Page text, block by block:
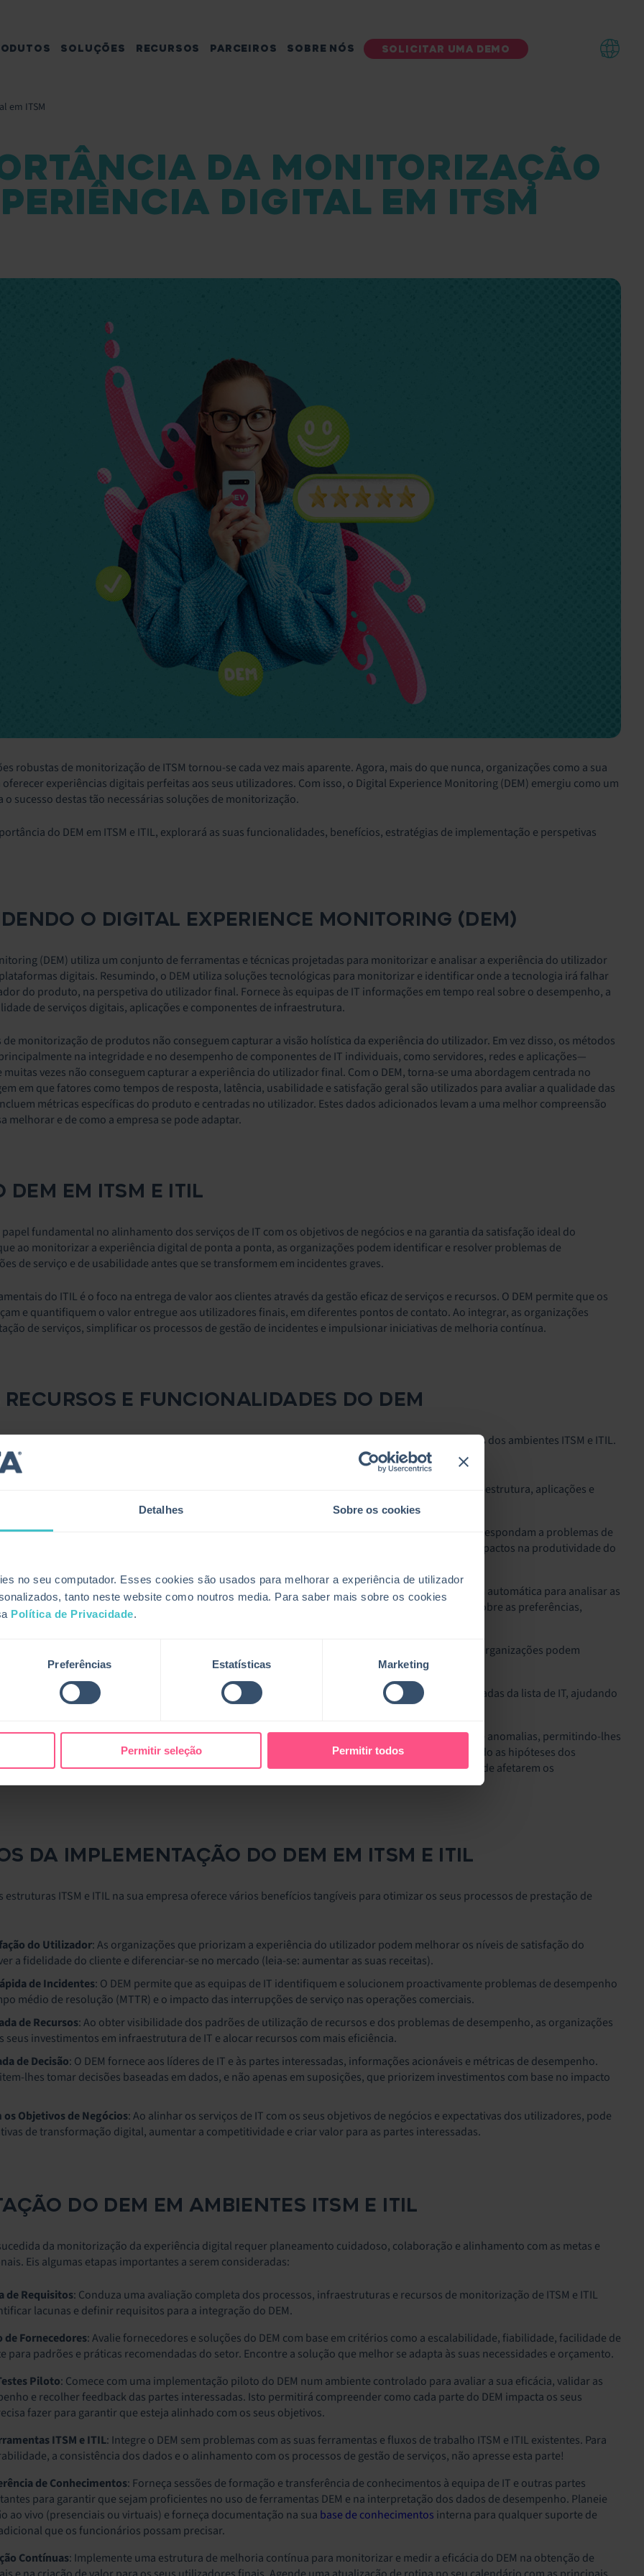
Detalhes Sobre os cookies
no seu computador. Esses cookies são usados para melhorar a experiência de utilizador
tanto neste website como noutros media. Para saber mais sobre os cookies
Política de Privacidade.
Preferências Estatísticas Marketing
Permitir seleção Permitir todos
SOLICITAR UMA DEMO
SOLUÇÕES RECURSOS PARCEIROS SOBRE NÓS
em ITSM
DA MONITORIZAÇÃO
DIGITAL EM ITSM
robustas de monitorização de ITSM tornou-se cada vez mais aparente. Agora, mais do que nunca, organizações como a sua
experiências digitais perfeitas aos seus utilizadores. Com isso, o Digital Experience Monitoring (DEM) emergiu como um
sucesso destas tão necessárias soluções de monitorização.
do DEM em ITSM e ITIL, explorará as suas funcionalidades, benefícios, estratégias de implementação e perspetivas
O DIGITAL EXPERIENCE MONITORING (DEM)
(DEM) utiliza um conjunto de ferramentas e técnicas projetadas para monitorizar e analisar a experiência do utilizador
digitais. Resumindo, o DEM utiliza soluções tecnológicas para monitorizar e identificar onde a tecnologia irá falhar
do produto, na perspetiva do utilizador final. Fornece às equipas de IT informações em tempo real sobre o desempenho, a
de serviços digitais, aplicações e componentes de infraestrutura.
monitorização de produtos não conseguem capturar a visão holística da experiência do utilizador. Em vez disso, os métodos
na integridade e no desempenho de componentes de IT individuais, como servidores, redes e aplicações—
muitas vezes não conseguem capturar a experiência do utilizador final. Com o DEM, torna-se uma abordagem centrada no
em que fatores como tempos de resposta, latência, usabilidade e satisfação geral são utilizados para avaliar a qualidade das
métricas específicas do produto e centradas no utilizador. Estes dados adicionados levam a uma melhor compreensão
melhorar e de como a empresa se pode adaptar.
DEM EM ITSM E ITIL
papel fundamental no alinhamento dos serviços de IT com os objetivos de negócios e na garantia da satisfação ideal do
ao monitorizar a experiência digital de ponta a ponta, as organizações podem identificar e resolver problemas de
de serviço e de usabilidade antes que se transformem em incidentes graves.
do ITIL é o foco na entrega de valor aos clientes através da gestão eficaz de serviços e recursos. O DEM permite que os
e quantifiquem o valor entregue aos utilizadores finais, em diferentes pontos de contato. Ao integrar, as organizações
de serviços, simplificar os processos de gestão de incidentes e impulsionar iniciativas de melhoria contínua.
E FUNCIONALIDADES DO DEM
oferecem uma gama de recursos e funcionalidades adaptadas para atender às diversas necessidades dos ambientes ITSM e ITIL.
incluem:
: O DEM fornece visibilidade abrangente de toda a cadeia de entrega de serviços digitais (infraestrutura, aplicações e
final).
Real
: Os recursos de monitorização em tempo real permitem que as equipas de IT detetem e respondam a problemas de
de serviço à medida que ocorrem—minimizando o tempo de inatividade e atenuando os impactos na produtividade do
do Utilizador: As plataformas DEM aproveitam análises avançadas e algoritmos de aprendizagem automática para analisar as
do utilizador. Isto permite que as organizações obtenham informações mais profundas sobre as preferências,
do utilizador.
: Ao estabelecer benchmarks de desempenho e objetivos de nível de serviço (SLOs), as organizações podem
de desempenho em relação a metas predefinidas e identificar áreas para melhoria do produto.
: O DEM facilita a análise da causa raiz, correlacionando dados de desempenho em diferentes camadas da lista de IT, ajudando
as causas subjacentes da degradação do desempenho e das interrupções de serviço.
Proativas: As soluções DEM alertam proactivamente as equipas de IT sobre possíveis problemas e anomalias, permitindo-lhes
antes que os utilizadores sejam afetados—aumentando a experiência do utilizador, reduzindo as hipóteses dos
lidar com o tempo de inatividade ou quaisquer problemas (se estes puderem ser resolvidos antes de afetarem os
DA IMPLEMENTAÇÃO DO DEM EM ITSM E ITIL
estruturas ITSM e ITIL na sua empresa oferece vários benefícios tangíveis para otimizar os seus processos de prestação de
do Utilizador: As organizações que priorizam a experiência do utilizador podem melhorar os níveis de satisfação do
a fidelidade do cliente e diferenciar-se no mercado (leia-se: aumentar as suas receitas).
de Incidentes: O DEM permite que as equipas de IT identifiquem e solucionem proactivamente problemas de desempenho
médio de resolução (MTTR) e o impacto das interrupções de serviço nas operações comerciais.
de Recursos: Ao obter visibilidade dos padrões de utilização de recursos e dos problemas de desempenho, as organizações
seus investimentos em infraestrutura de IT e alocar recursos com mais eficiência.
de Decisão: O DEM fornece aos líderes de IT e às partes interessadas, informações acionáveis e métricas de desempenho.
lhes tomar decisões baseadas em dados, e não apenas em suposições, que priorizem investimentos com base no impacto
Objetivos de Negócios: Ao alinhar os serviços de IT com os seus objetivos de negócios e expectativas dos utilizadores, pode
de transformação digital, aumentar a competitividade e criar valor para as partes interessadas.
DO DEM EM AMBIENTES ITSM E ITIL
da monitorização da experiência digital requer planeamento cuidadoso, colaboração e alinhamento com as metas e
Eis algumas etapas importantes a serem consideradas:
de Requisitos: Conduza uma avaliação completa dos processos, infraestruturas e recursos de monitorização de ITSM e ITIL
lacunas e definir requisitos para a integração do DEM.
de Fornecedores: Avalie fornecedores e soluções do DEM com base em critérios como a escalabilidade, fiabilidade, facilidade de
para padrões e práticas recomendadas do setor. Encontre a solução que melhor se adapta às suas necessidades e orçamento.
Piloto: Comece com uma implementação piloto do DEM num ambiente controlado para avaliar a sua eficácia, validar as
e recolher feedback das partes interessadas. Isto permitirá compreender como cada parte do DEM impacta os seus
fazer para garantir que esteja alinhado com os seus objetivos.
ITSM e ITIL: Integre o DEM sem problemas com as suas ferramentas e fluxos de trabalho ITSM e ITIL existentes. Para
a consistência dos dados e o alinhamento com os processos de gestão de serviços, não apresse esta parte!
de Conhecimentos: Forneça sessões de formação e transferência de conhecimentos à equipa de IT e outras partes
para garantir que sejam proficientes no uso de ferramentas DEM e na interpretação dos dados de desempenho. Planeie
ao vivo (presenciais ou virtuais) e forneça documentação na sua base de conhecimentos interna para qualquer suporte de
que os funcionários possam precisar.
Contínuas: Implemente uma estrutura de melhoria contínua para monitorizar e medir a eficácia do DEM na obtenção de